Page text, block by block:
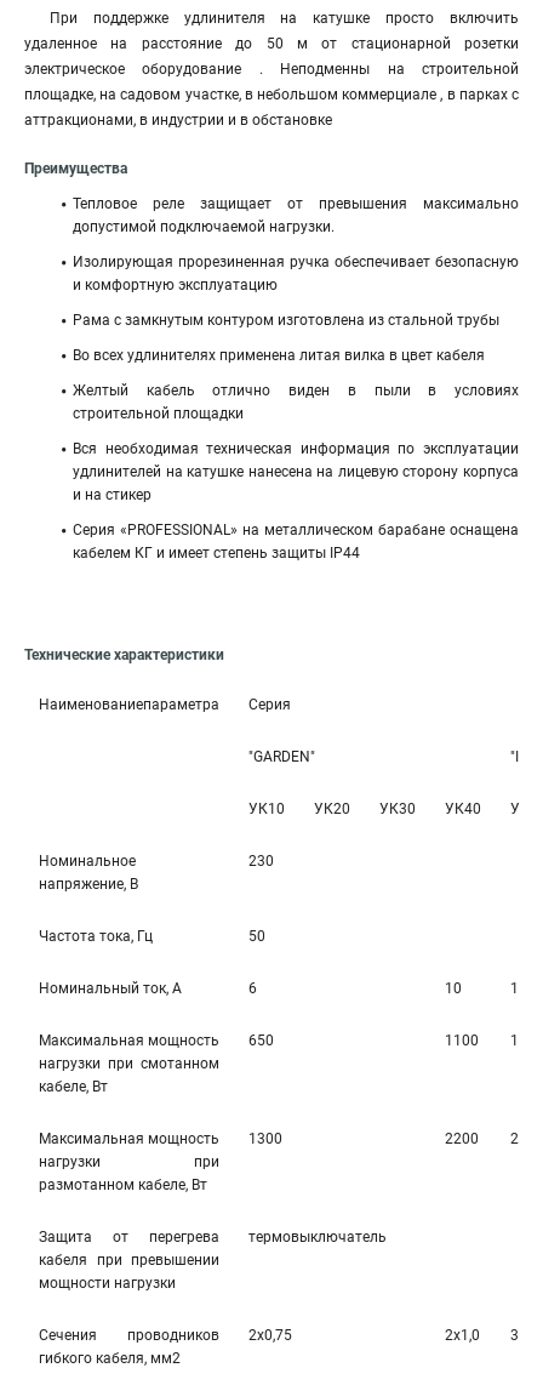
При поддержке удлинителя на катушке просто включить
удаленное на расстояние до 50 м от стационарной розетки
электрическое оборудование . Неподменны на строительной
площадке, на садовом участке, в небольшом коммерциале , в парках с
аттракционами, в индустрии и в обстановке
Преимущества
Тепловое реле защищает от превышения максимально
допустимой подключаемой нагрузки.
Изолирующая прорезиненная ручка обеспечивает безопасную
и комфортную эксплуатацию
Рама с замкнутым контуром изготовлена из стальной трубы
Во всех удлинителях применена литая вилка в цвет кабеля
Желтый кабель отлично виден в пыли в условиях
строительной площадки
Вся необходимая техническая информация по эксплуатации
удлинителей на катушке нанесена на лицевую сторону корпуса
и на стикер
Серия «PROFESSIONAL» на металлическом барабане оснащена
кабелем КГ и имеет степень защиты IP44
Технические характеристики
Наименованиепараметра Серия
"GARDEN"
УК10 УК20 УК30 УК40
Номинальное
напряжение, В
230
Частота тока, Гц 50
Номинальный ток, А 6 10 10
Максимальная мощность
нагрузки при смотанном
кабеле, Вт
650 1100 1100
Максимальная мощность
нагрузки при
размотанном кабеле, Вт
1300 2200 2200
Защита от перегрева
кабеля при превышении
мощности нагрузки
термовыключатель
Сечения проводников
гибкого кабеля, мм2
2х0,75 2х1,0